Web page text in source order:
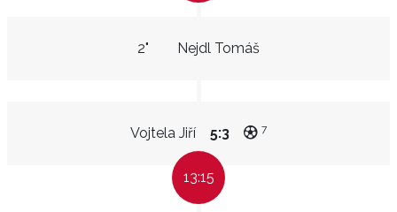
Nejdl Tomáš
2"
Vojtela Jiří 5:3 7
13:15